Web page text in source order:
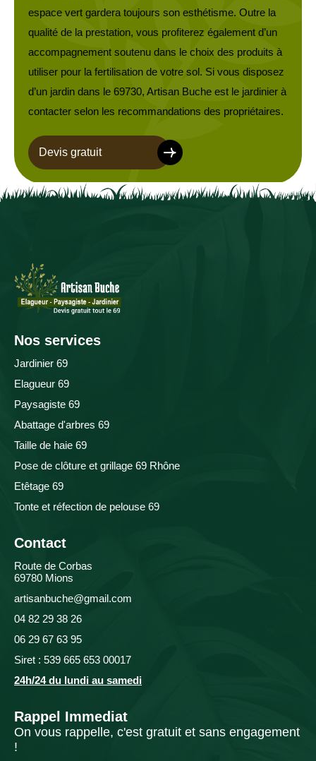
espace vert gardera toujours son esthétisme. Outre la
qualité de la prestation, vous profiterez également d’un
accompagnement soutenu dans le choix des produits à
utiliser pour la fertilisation de votre sol. Si vous disposez
d’un jardin dans le 69730, Artisan Buche est le jardinier à
contacter selon les recommandations des propriétaires.
Devis gratuit
Nos services
Jardinier 69
Elagueur 69
Paysagiste 69
Abattage d'arbres 69
Taille de haie 69
Pose de clôture et grillage 69 Rhône
Etêtage 69
Tonte et réfection de pelouse 69
Contact
Route de Corbas
69780 Mions
artisanbuche@gmail.com
04 82 29 38 26
06 29 67 63 95
Siret : 539 665 653 00017
24h/24 du lundi au samedi
Rappel Immediat
On vous rappelle, c'est gratuit et sans engagement
!